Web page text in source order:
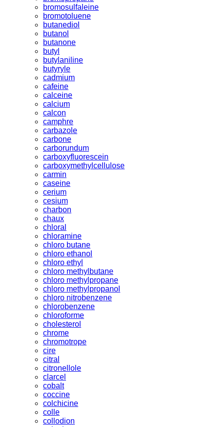
bromosulfaleine
bromotoluene
butanediol
butanol
butanone
butyl
butylaniline
butyryle
cadmium
cafeine
calceine
calcium
calcon
camphre
carbazole
carbone
carborundum
carboxyfluorescein
carboxymethylcellulose
carmin
caseine
cerium
cesium
charbon
chaux
chloral
chloramine
chloro butane
chloro ethanol
chloro ethyl
chloro methylbutane
chloro methylpropane
chloro methylpropanol
chloro nitrobenzene
chlorobenzene
chloroforme
cholesterol
chrome
chromotrope
cire
citral
citronellole
clarcel
cobalt
coccine
colchicine
colle
collodion